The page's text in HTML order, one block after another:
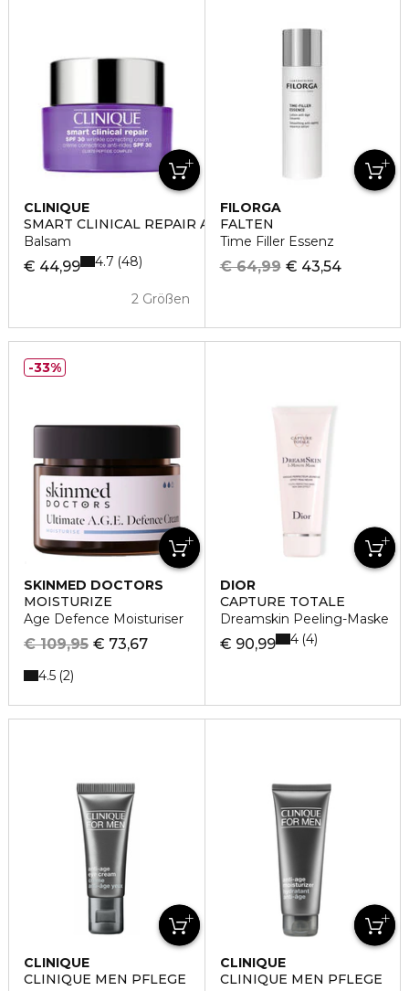
CLINIQUE
SMART CLINICAL REPAIR AM/PM RETINOID BALM
Balsam
€ 44,99
2 Größen
4.7 48
FILORGA
FALTEN
Time Filler Essenz
€ 43,54
€ 64,99
SKINMED DOCTORS
MOISTURIZE
Age Defence Moisturiser
€ 73,67
€ 109,95
4.5 2
33%
DIOR
CAPTURE TOTALE
Dreamskin Peeling-Maske
€ 90,99 4 4
CLINIQUE
CLINIQUE MEN PFLEGE
CLINIQUE
CLINIQUE MEN PFLEGE